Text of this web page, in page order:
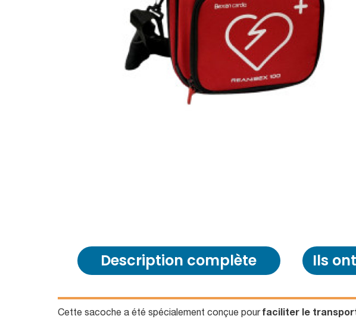
Description complète Ils
Cette sacoche a été spécialement conçue pourfaciliter le transport